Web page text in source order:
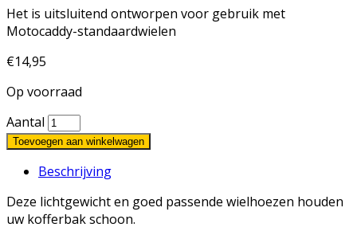
Het is uitsluitend ontworpen voor gebruik met
Motocaddy-standaardwielen
€14,95
Op voorraad
Aantal
Toevoegen aan winkelwagen
Beschrijving
Deze lichtgewicht en goed passende wielhoezen houden
uw kofferbak schoon.